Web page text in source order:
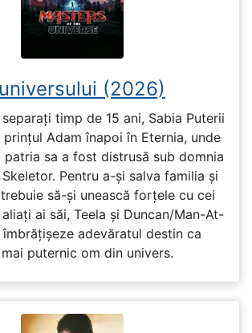
(2026)
timp de 15 ani, Sabia Puterii
Adam înapoi în Eternia, unde
patria sa a fost distrusă sub domnia
Pentru a-și salva familia și
să-și unească forțele cu cei
ai săi, Teela și Duncan/Man-At-
adevăratul destin ca
puternic om din univers.